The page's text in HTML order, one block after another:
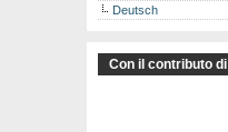
Deutsch
Con il contributo di